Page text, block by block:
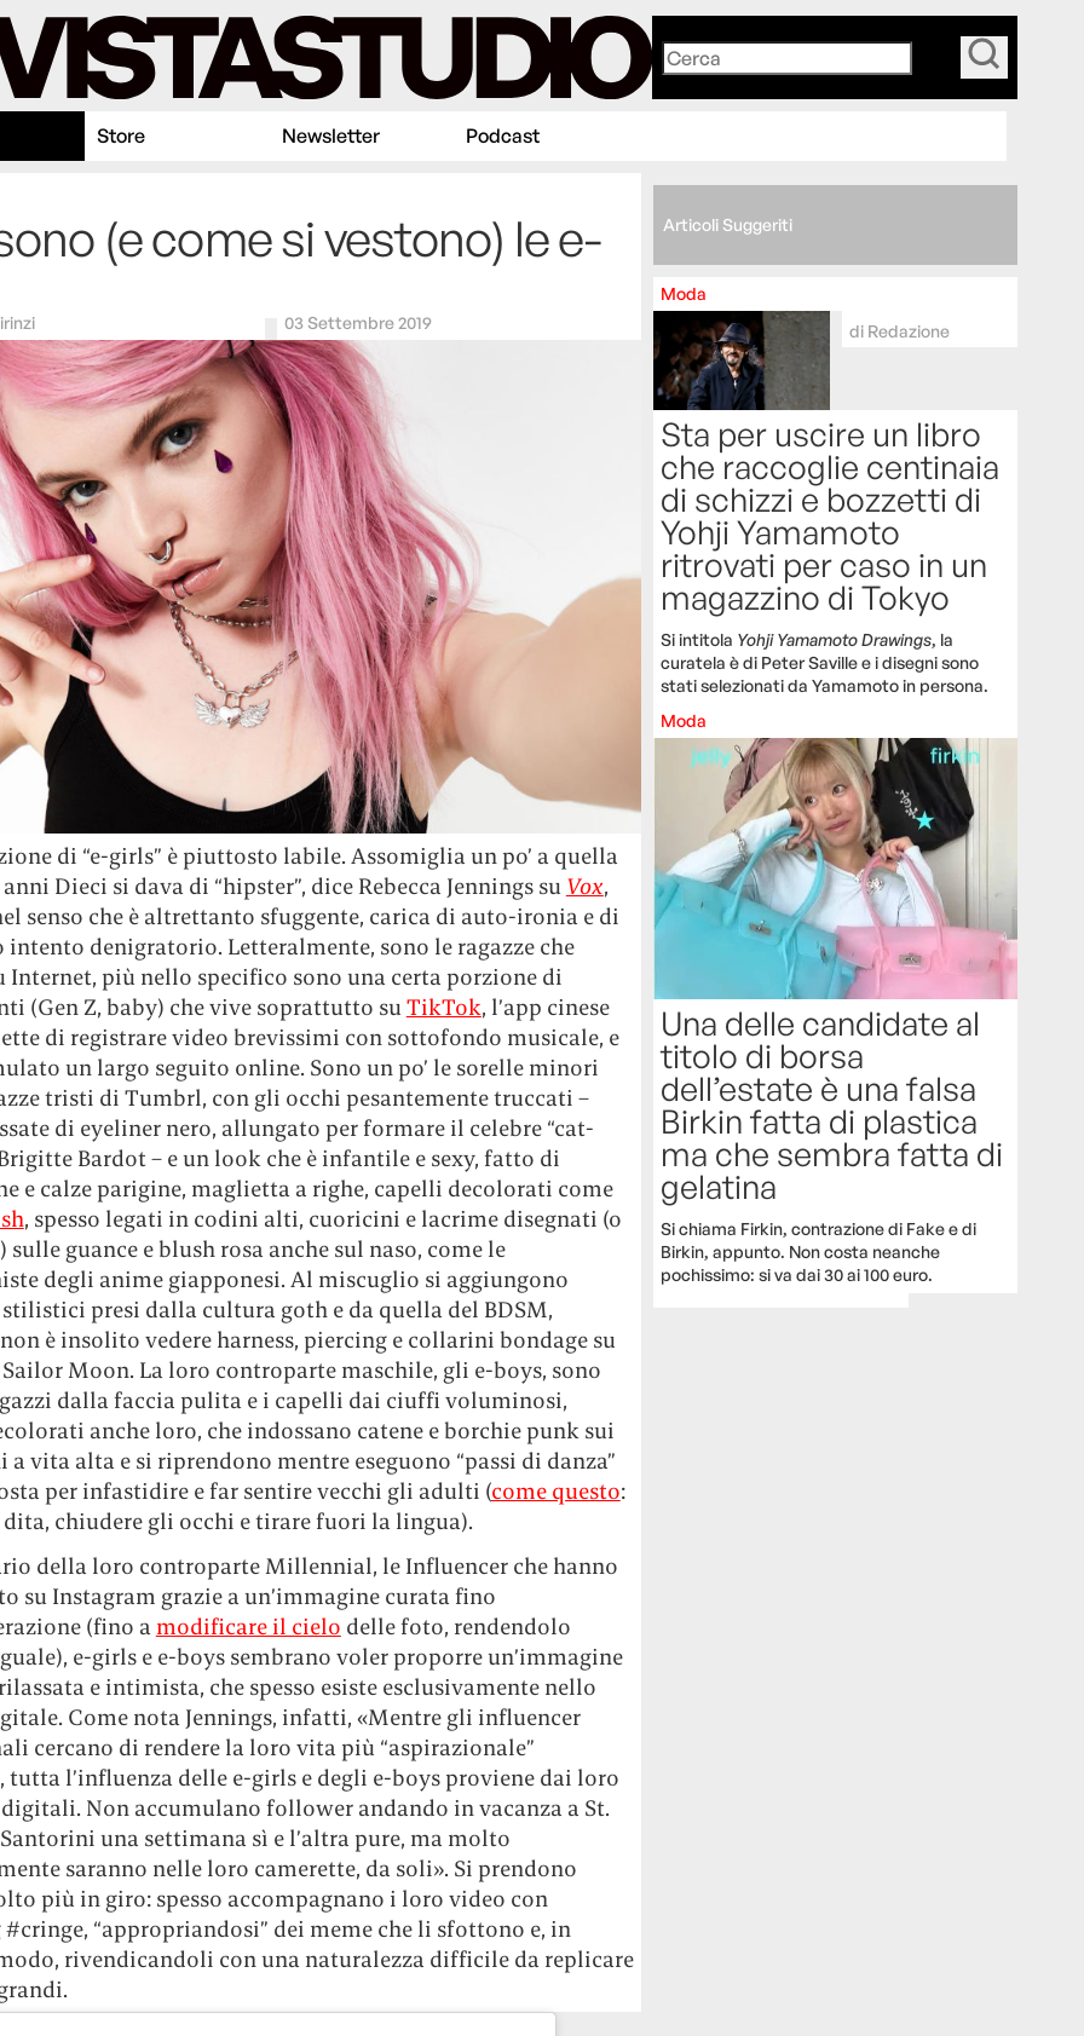
Store Newsletter Podcast
(e come si vestono) le e-
03 Settembre 2019
di “e-girls” è piuttosto labile. Assomiglia un po’ a quella
Dieci si dava di “hipster”, dice Rebecca Jennings su Vox,
senso che è altrettanto sfuggente, carica di auto-ironia e di
intento denigratorio. Letteralmente, sono le ragazze che
Internet, più nello specifico sono una certa porzione di
(Gen Z, baby) che vive soprattutto su TikTok, l’app cinese
di registrare video brevissimi con sottofondo musicale, e
un largo seguito online. Sono un po’ le sorelle minori
tristi di Tumbrl, con gli occhi pesantemente truccati –
di eyeliner nero, allungato per formare il celebre “cat-
Bardot – e un look che è infantile e sexy, fatto di
e calze parigine, maglietta a righe, capelli decolorati come
, spesso legati in codini alti, cuoricini e lacrime disegnati (o
guance e blush rosa anche sul naso, come le
degli anime giapponesi. Al miscuglio si aggiungono
presi dalla cultura goth e da quella del BDSM,
è insolito vedere harness, piercing e collarini bondage su
Moon. La loro controparte maschile, gli e-boys, sono
dalla faccia pulita e i capelli dai ciuffi voluminosi,
anche loro, che indossano catene e borchie punk sui
a vita alta e si riprendono mentre eseguono “passi di danza”
per infastidire e far sentire vecchi gli adulti (come questo:
chiudere gli occhi e tirare fuori la lingua).
della loro controparte Millennial, le Influencer che hanno
su Instagram grazie a un’immagine curata fino
(fino a modificare il cielo delle foto, rendendolo
e-girls e e-boys sembrano voler proporre un’immagine
e intimista, che spesso esiste esclusivamente nello
Come nota Jennings, infatti, «Mentre gli influencer
cercano di rendere la loro vita più “aspirazionale”
tutta l’influenza delle e-girls e degli e-boys proviene dai loro
Non accumulano follower andando in vacanza a St.
una settimana sì e l’altra pure, ma molto
saranno nelle loro camerette, da soli». Si prendono
più in giro: spesso accompagnano i loro video con
#cringe, “appropriandosi” dei meme che li sfottono e, in
rivendicandoli con una naturalezza difficile da replicare
Articoli Suggeriti
Moda
di Redazione
Sta per uscire un libro
che raccoglie centinaia
di schizzi e bozzetti di
Yohji Yamamoto
ritrovati per caso in un
magazzino di Tokyo
Si intitola Yohji Yamamoto Drawings, la
curatela è di Peter Saville e i disegni sono
stati selezionati da Yamamoto in persona.
Moda
Una delle candidate al
titolo di borsa
dell’estate è una falsa
Birkin fatta di plastica
ma che sembra fatta di
gelatina
Si chiama Firkin, contrazione di Fake e di
Birkin, appunto. Non costa neanche
pochissimo: si va dai 30 ai 100 euro.